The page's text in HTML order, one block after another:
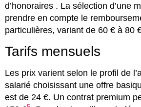
d’honoraires . La sélection d’une
prendre en compte le
particulières, variant de 60 € à 80
Tarifs mensuels
Les prix varient selon le profil de
salarié choisissant une offre
est de 24 €. Un contrat premium